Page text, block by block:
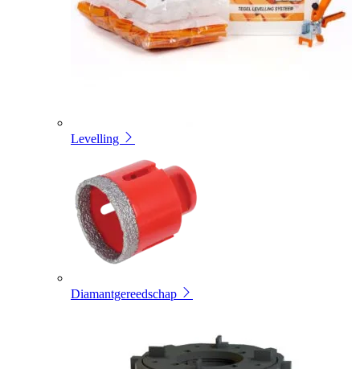
Levelling
Diamantgereedschap